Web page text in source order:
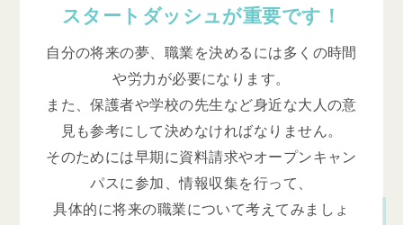
スタートダッシュが重要です！
自分の将来の夢、職業を決めるには多くの時間
や労力が必要になります。
また、保護者や学校の先生など身近な大人の意
見も参考にして決めなければなりません。
そのためには早期に資料請求やオープンキャン
パスに参加、情報収集を行って、
具体的に将来の職業について考えてみましょ